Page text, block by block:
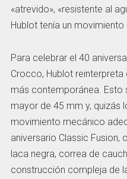
«atrevido», «resistente al
Hublot tenía un
Para celebrar el 40
Crocco, Hublot reinterpreta
más contemporánea. Esto
mayor de 45 mm y, quizás
movimiento mecánico
aniversario Classic Fusion,
laca negra, correa de
construcción compleja de